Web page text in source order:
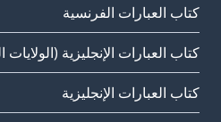
كتاب العبارات الفرنسية
كتاب العبارات الإنجليزية (الولايات
كتاب العبارات الإنجليزية